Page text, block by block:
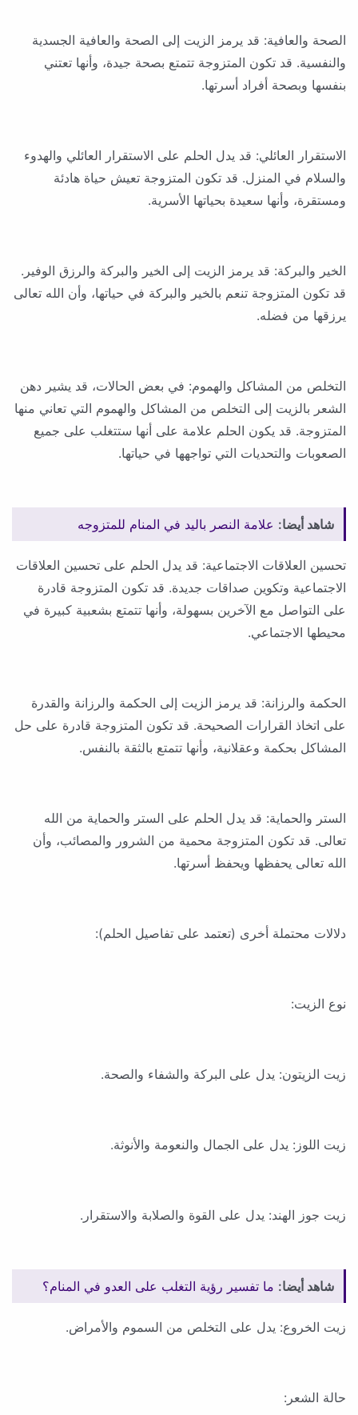
الصحة والعافية: قد يرمز الزيت إلى الصحة والعافية الجسدية
والنفسية. قد تكون المتزوجة تتمتع بصحة جيدة، وأنها تعتني
بنفسها وبصحة أفراد أسرتها.
الاستقرار العائلي: قد يدل الحلم على الاستقرار العائلي والهدوء
والسلام في المنزل. قد تكون المتزوجة تعيش حياة هادئة
ومستقرة، وأنها سعيدة بحياتها الأسرية.
الخير والبركة: قد يرمز الزيت إلى الخير والبركة والرزق الوفير.
قد تكون المتزوجة تنعم بالخير والبركة في حياتها، وأن الله تعالى
يرزقها من فضله.
التخلص من المشاكل والهموم: في بعض الحالات، قد يشير دهن
الشعر بالزيت إلى التخلص من المشاكل والهموم التي تعاني منها
المتزوجة. قد يكون الحلم علامة على أنها ستتغلب على جميع
الصعوبات والتحديات التي تواجهها في حياتها.
شاهد أيضا: علامة النصر باليد في المنام للمتزوجه
تحسين العلاقات الاجتماعية: قد يدل الحلم على تحسين العلاقات
الاجتماعية وتكوين صداقات جديدة. قد تكون المتزوجة قادرة
على التواصل مع الآخرين بسهولة، وأنها تتمتع بشعبية كبيرة في
محيطها الاجتماعي.
الحكمة والرزانة: قد يرمز الزيت إلى الحكمة والرزانة والقدرة
على اتخاذ القرارات الصحيحة. قد تكون المتزوجة قادرة على حل
المشاكل بحكمة وعقلانية، وأنها تتمتع بالثقة بالنفس.
الستر والحماية: قد يدل الحلم على الستر والحماية من الله
تعالى. قد تكون المتزوجة محمية من الشرور والمصائب، وأن
الله تعالى يحفظها ويحفظ أسرتها.
دلالات محتملة أخرى (تعتمد على تفاصيل الحلم):
نوع الزيت:
زيت الزيتون: يدل على البركة والشفاء والصحة.
زيت اللوز: يدل على الجمال والنعومة والأنوثة.
زيت جوز الهند: يدل على القوة والصلابة والاستقرار.
شاهد أيضا: ما تفسير رؤية التغلب على العدو في المنام؟
زيت الخروع: يدل على التخلص من السموم والأمراض.
حالة الشعر: